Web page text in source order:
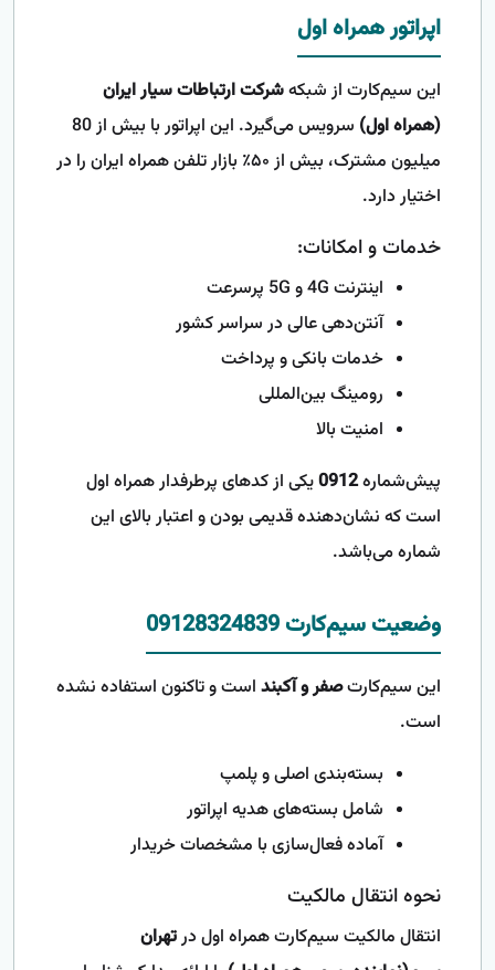
اپراتور همراه اول
این سیم‌کارت از شبکهشرکت ارتباطات سیار ایران
(همراه اول)
سرویس می‌گیرد. این اپراتور با بیش از 80
میلیون مشترک، بیش از ۵۰٪ بازار تلفن همراه ایران را در
اختیار دارد.
خدمات و امکانات:
اینترنت 4G و 5G پرسرعت
آنتن‌دهی عالی در سراسر کشور
خدمات بانکی و پرداخت
رومینگ بین‌المللی
امنیت بالا
پیش‌شماره0912یکی از کدهای پرطرفدار همراه اول
است که نشان‌دهنده قدیمی بودن و اعتبار بالای این
شماره می‌باشد.
وضعیت سیم‌کارت 09128324839
این سیم‌کارتصفر و آکبند است و تاکنون استفاده نشده
است.
بسته‌بندی اصلی و پلمپ
شامل بسته‌های هدیه اپراتور
آماده فعال‌سازی با مشخصات خریدار
نحوه انتقال مالکیت
انتقال مالکیت سیم‌کارت همراه اول درتهران